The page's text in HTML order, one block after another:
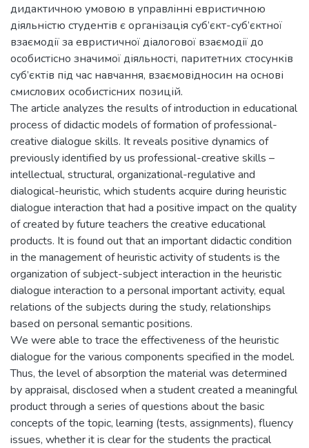
дидактичною умовою в управлінні евристичною
діяльністю студентів є організація суб’єкт-суб’єктної
взаємодії за евристичної діалогової взаємодії до
особистісно значимої діяльності, паритетних стосунків
суб’єктів під час навчання, взаємовідносин на основі
смислових особистісних позицій.
The article analyzes the results of introduction in educational
process of didactic models of formation of professional-
creative dialogue skills. It reveals positive dynamics of
previously identified by us professional-creative skills –
intellectual, structural, organizational-regulative and
dialogical-heuristic, which students acquire during heuristic
dialogue interaction that had a positive impact on the quality
of created by future teachers the creative educational
products. It is found out that an important didactic condition
in the management of heuristic activity of students is the
organization of subject-subject interaction in the heuristic
dialogue interaction to a personal important activity, equal
relations of the subjects during the study, relationships
based on personal semantic positions.
We were able to trace the effectiveness of the heuristic
dialogue for the various components specified in the model.
Thus, the level of absorption the material was determined
by appraisal, disclosed when a student created a meaningful
product through a series of questions about the basic
concepts of the topic, learning (tests, assignments), fluency
issues, whether it is clear for the students the practical